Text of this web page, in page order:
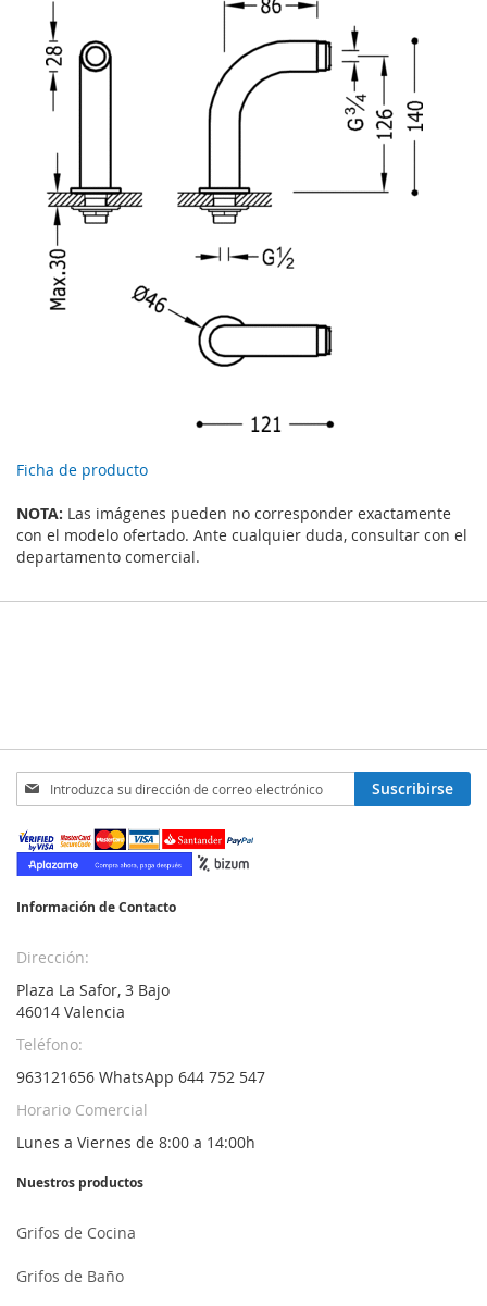
Ficha de producto
NOTA: Las imágenes pueden no corresponder exactamente
con el modelo ofertado. Ante cualquier duda, consultar con el
departamento comercial.
Inscríbase
a
nuestro
boletín
de
Suscribirse
Información de Contacto
Dirección:
Plaza La Safor, 3 Bajo
46014 Valencia
Teléfono:
963121656 WhatsApp 644 752 547
Horario Comercial
Lunes a Viernes de 8:00 a 14:00h
Nuestros productos
Grifos de Cocina
Grifos de Baño